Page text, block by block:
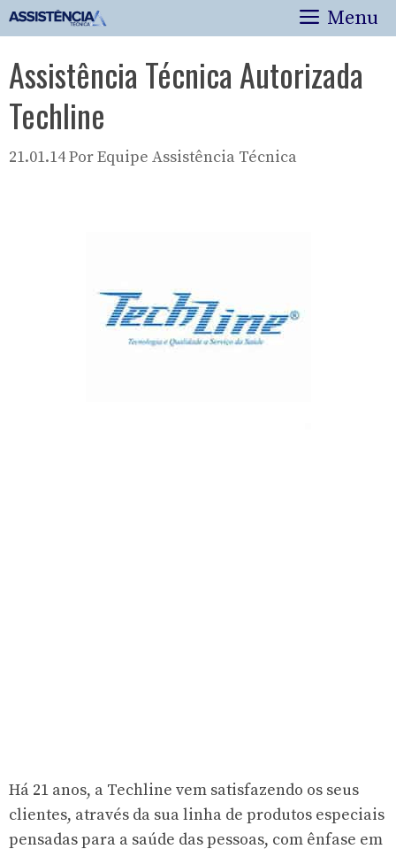
Pular
para
conteúdo
Menu
Assistência Técnica Autorizada
Techline
21.01.14PorEquipe Assistência Técnica
Há 21 anos, a Techline vem satisfazendo os seus
clientes, através da sua linha de produtos especiais
pensadas para a saúde das pessoas, com ênfase em